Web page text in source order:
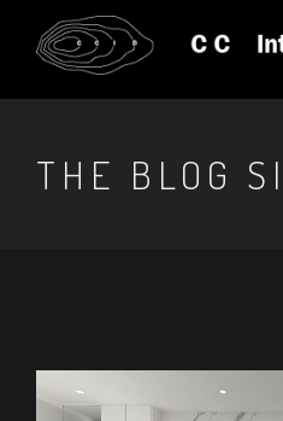
THE BLOG